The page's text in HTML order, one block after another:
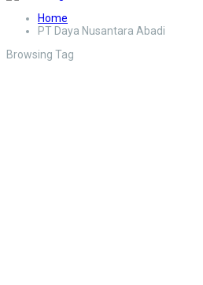
Home
PT Daya Nusantara Abadi
Browsing Tag